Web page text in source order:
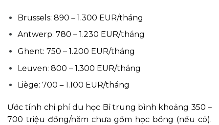
Brussels: 890 – 1.300 EUR/tháng
Antwerp: 780 – 1.230 EUR/tháng
Ghent: 750 – 1.200 EUR/tháng
Leuven: 800 – 1.300 EUR/tháng
Liège: 700 – 1.100 EUR/tháng
Ước tính chi phí du học Bỉ trung bình khoảng 350 –
700 triệu đồng/năm chưa gồm học bổng (nếu có).